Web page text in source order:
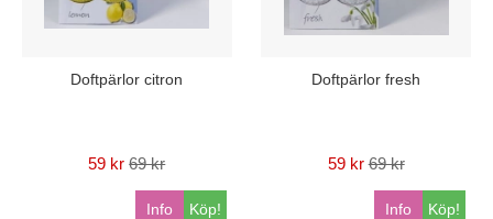
Doftpärlor citron
59 kr 69 kr
Köp!
Info
Doftpärlor fresh
59 kr 69 kr
Köp!
Info